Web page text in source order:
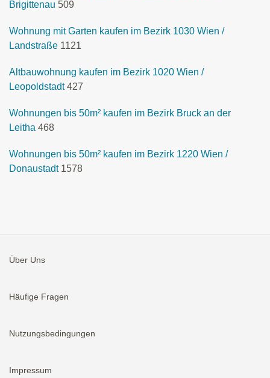
Brigittenau 509
Wohnung mit Garten kaufen im Bezirk 1030 Wien /
Landstraße 1121
Altbauwohnung kaufen im Bezirk 1020 Wien /
Leopoldstadt 427
Wohnungen bis 50m² kaufen im Bezirk Bruck an der
Leitha 468
Wohnungen bis 50m² kaufen im Bezirk 1220 Wien /
Donaustadt 1578
Über Uns
Häufige Fragen
Nutzungsbedingungen
Impressum